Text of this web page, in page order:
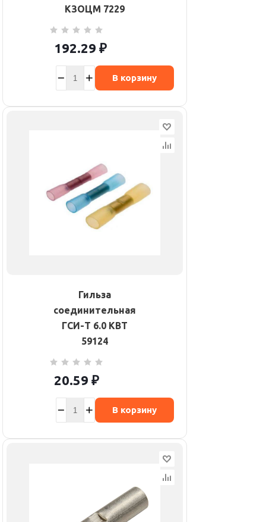
КЗОЦМ 7229
192.29 ₽
В корзину
Гильза
соединительная
ГСИ-Т 6.0 КВТ
59124
20.59 ₽
В корзину